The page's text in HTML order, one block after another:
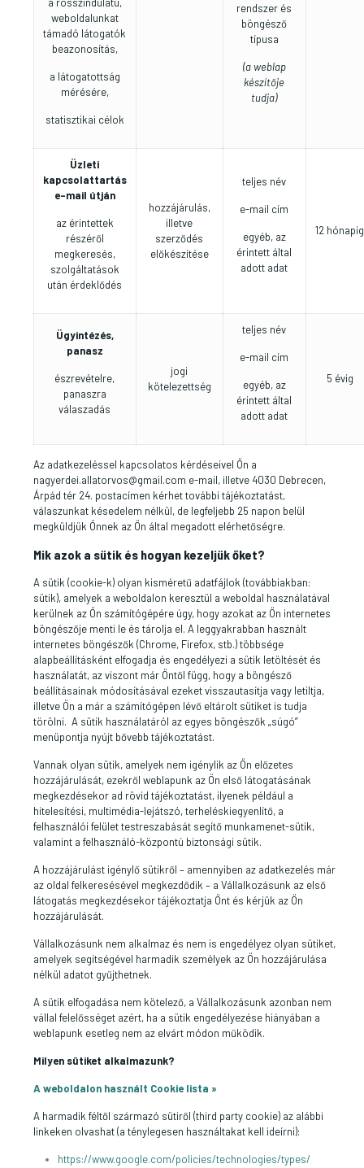
weboldalunkat
támadó látogatók
beazonosítás,
a látogatottság
mérésére,
statisztikai célok
rendszer és
böngésző
típusa
(a weblap
készítője
tudja)
Üzleti
kapcsolattartás
e-mail útján
az érintettek
részéről
megkeresés,
szolgáltatások
után érdeklődés
hozzájárulás,
illetve
szerződés
előkészítése
teljes név
e-mail cím
egyéb, az
érintett által
adott adat
12 hónapig
Ügyintézés,
panasz
észrevételre,
panaszra
válaszadás
jogi
kötelezettség
teljes név
e-mail cím
egyéb, az
érintett által
adott adat
5 évig
Az adatkezeléssel kapcsolatos kérdéseivel Ön a
nagyerdei.allatorvos@gmail.com e-mail, illetve 4030 Debrecen,
Árpád tér 24. postacímen kérhet további tájékoztatást,
válaszunkat késedelem nélkül, de legfeljebb 25 napon belül
megküldjük Önnek az Ön által megadott elérhetőségre.
Mik azok a sütik és hogyan kezeljük őket?
A sütik (cookie-k) olyan kisméretű adatfájlok (továbbiakban:
sütik), amelyek a weboldalon keresztül a weboldal használatával
kerülnek az Ön számítógépére úgy, hogy azokat az Ön internetes
böngészője menti le és tárolja el. A leggyakrabban használt
internetes böngészők (Chrome, Firefox, stb.) többsége
alapbeállításként elfogadja és engedélyezi a sütik letöltését és
használatát, az viszont már Öntől függ, hogy a böngésző
beállításainak módosításával ezeket visszautasítja vagy letiltja,
illetve Ön a már a számítógépen lévő eltárolt sütiket is tudja
törölni. A sütik használatáról az egyes böngészők „súgó”
menüpontja nyújt bővebb tájékoztatást.
Vannak olyan sütik, amelyek nem igénylik az Ön előzetes
hozzájárulását, ezekről weblapunk az Ön első látogatásának
megkezdésekor ad rövid tájékoztatást, ilyenek például a
hitelesítési, multimédia-lejátszó, terheléskiegyenlítő, a
felhasználói felület testreszabását segítő munkamenet-sütik,
valamint a felhasználó-központú biztonsági sütik.
A hozzájárulást igénylő sütikről – amennyiben az adatkezelés már
az oldal felkeresésével megkezdődik – a Vállalkozásunk az első
látogatás megkezdésekor tájékoztatja Önt és kérjük az Ön
hozzájárulását.
Vállalkozásunk nem alkalmaz és nem is engedélyez olyan sütiket,
amelyek segítségével harmadik személyek az Ön hozzájárulása
nélkül adatot gyűjthetnek.
A sütik elfogadása nem kötelező, a Vállalkozásunk azonban nem
vállal felelősséget azért, ha a sütik engedélyezése hiányában a
weblapunk esetleg nem az elvárt módon működik.
Milyen sütiket alkalmazunk?
A weboldalon használt Cookie lista »
A harmadik féltől származó sütiről (third party cookie) az alábbi
linkeken olvashat (a ténylegesen használtakat kell ideírni):
https://www.google.com/policies/technologies/types/